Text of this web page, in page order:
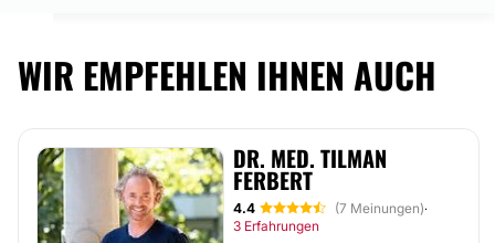
WIR EMPFEHLEN IHNEN AUCH
DR. MED. TILMAN
FERBERT
4.4 (7 Meinungen)·
3 Erfahrungen